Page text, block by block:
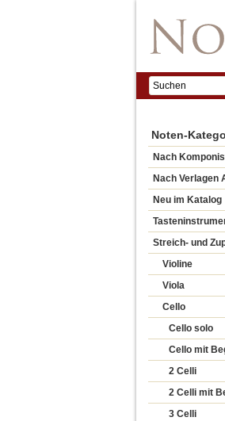
Noten-
Nach
Nach Verlagen
Neu im Katalog
Streich- und
Violine
Viola
Cello
Cello solo
Cello mit
2 Celli
2 Celli mit
3 Celli